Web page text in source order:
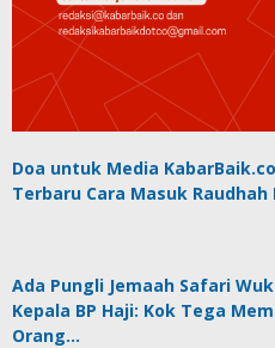
Doa untuk Media
Terbaru Cara Masuk Raudhah
Ada Pungli Jemaah Safari
Kepala BP Haji: Kok Tega
Orang…